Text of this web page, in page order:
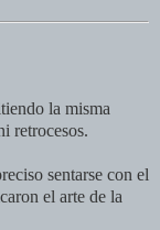
la misma
retrocesos.
sentarse con el
el arte de la